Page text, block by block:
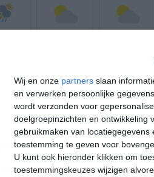
Wij en onze partners slaan
en verwerken persoonlijke
wordt verzonden voor
doelgroepinzichten en ontwikkeling
gebruikmaken van
toestemming te geven voor
U kunt ook hieronder klikken om
toestemmingskeuzes wijzigen
17:00 20:00
17:00 20:00